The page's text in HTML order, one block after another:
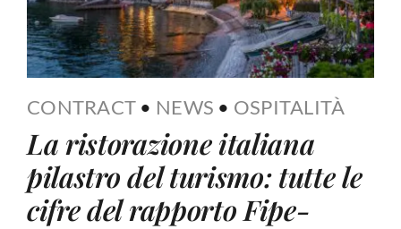
CONTRACT • NEWS • OSPITALITÀ
La ristorazione italiana
pilastro del turismo: tutte le
cifre del rapporto Fipe-